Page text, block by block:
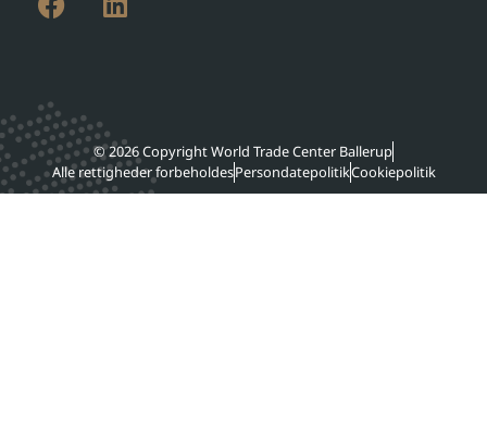
© 2026 Copyright World Trade Center Ballerup
Alle rettigheder forbeholdesPersondatepolitikCookiepolitik